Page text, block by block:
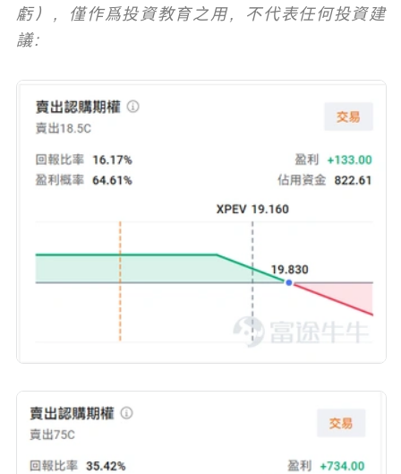
虧），僅作爲投資教育之用，不代表任何投資建
議：